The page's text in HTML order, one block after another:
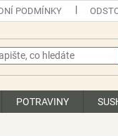
PODMÍNKY
POTRAVINY